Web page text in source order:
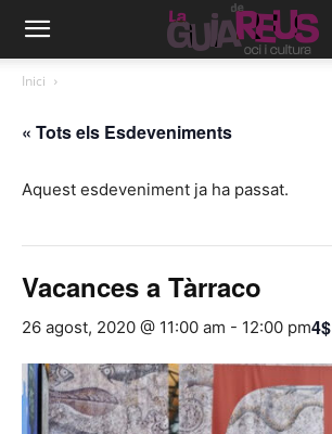
Inici
« Tots els Esdeveniments
Aquest esdeveniment ja ha passat.
Vacances a Tàrraco
26 agost, 2020 @ 11:00 am - 12:00 pm4$